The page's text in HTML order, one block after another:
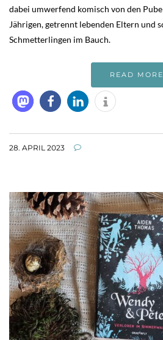
dabei umwerfend komisch von den
Jährigen, getrennt lebenden Eltern und
Schmetterlingen im Bauch.
READ MORE
28. APRIL 2023